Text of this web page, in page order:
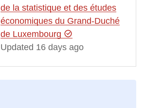
de la statistique et des études
économiques du Grand-Duché
de Luxembourg
Updated 16 days ago